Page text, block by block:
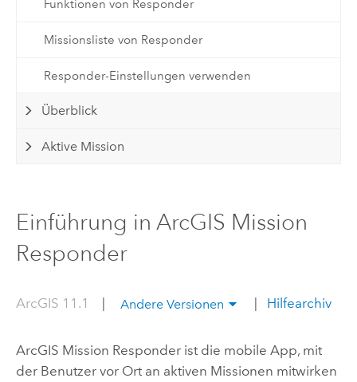
Funktionen von Responder
Missionsliste von Responder
Responder-Einstellungen verwenden
Überblick
Aktive Mission
Einführung in ArcGIS Mission
Responder
ArcGIS 11.1 Andere Versionen Hilfearchiv
ArcGIS Mission Responderist die mobile App, mit
der Benutzer vor Ort an aktiven Missionen mitwirken